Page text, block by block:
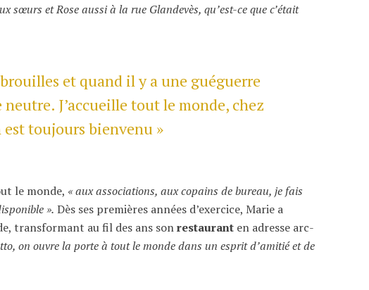
sœurs et Rose aussi à la rue Glandevès, qu’est-ce que c’était
et quand il y a une guéguerre
neutre. J’accueille tout le monde, chez
est toujours bienvenu »
le monde, « aux associations, aux copains de bureau, je fais
». Dès ses premières années d’exercice, Marie a
transformant au fil des ans sonrestaurant en adresse arc-
on ouvre la porte à tout le monde dans un esprit d’amitié et de